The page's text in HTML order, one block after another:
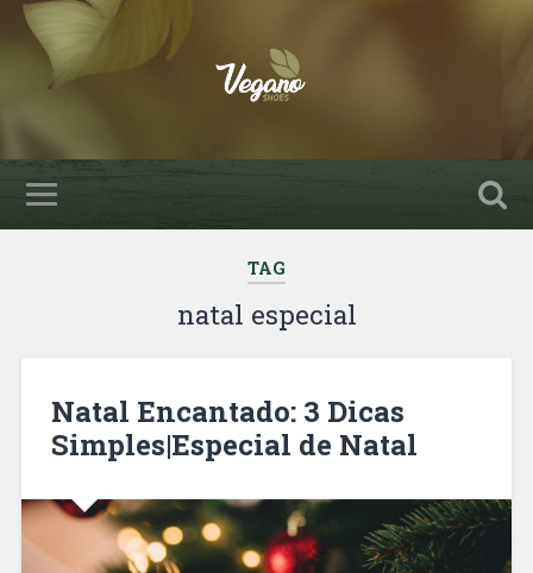
TAG
natal especial
Natal Encantado: 3 Dicas
Simples|Especial de Natal